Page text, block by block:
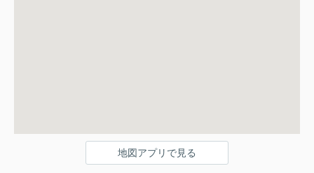
地図アプリで見る